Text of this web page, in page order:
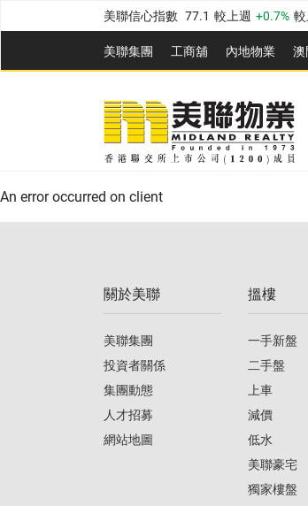
美聯信心指數 77.1 較上週 0.7% 較
全港樓價指數 149.1 較上週 0% 較
港島樓價指數 157.4 較上週 -0.3%
九龍樓價指數 156.4 較上週 -0.1%
新界樓價指數 134.8 較上週 0.1%
美聯信心指數 77.1 較上週 0.7% 較
美聯集團 工商舖 內地物業 澳
全港樓價指數 149.1 較上週 0% 較上
美聯信心指數 較上週 0.7%
An error occurred on client
關於美聯
美聯集團
投資者關係
集團動態
人才招募
網站地圖
搵樓
一手新盤
二手盤
上車
減價
低水
美聯豪宅
獨家樓盤